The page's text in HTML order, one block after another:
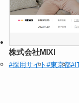
株式会社MIXI
#採用サイト#東京都